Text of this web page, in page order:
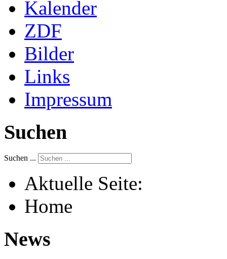
Kalender
ZDF
Bilder
Links
Impressum
Suchen
Suchen ...
Aktuelle Seite:
Home
News